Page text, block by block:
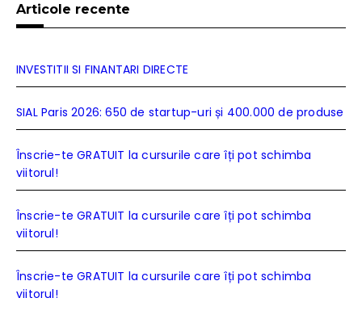
Articole recente
INVESTITII SI FINANTARI DIRECTE
SIAL Paris 2026: 650 de startup-uri și 400.000 de produse
Înscrie-te GRATUIT la cursurile care îți pot schimba
viitorul!
Înscrie-te GRATUIT la cursurile care îți pot schimba
viitorul!
Înscrie-te GRATUIT la cursurile care îți pot schimba
viitorul!